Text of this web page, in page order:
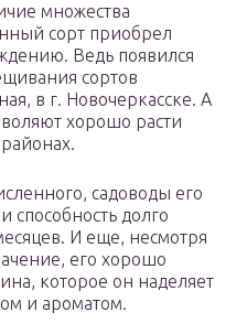
множества
сорт приобрел
Ведь появился
сортов
в г. Новочеркасске. А
хорошо расти
садоводы его
способность долго
И еще, несмотря
его хорошо
которое он наделяет
и ароматом.